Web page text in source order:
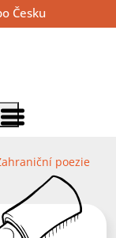
Česku
Zobrazit položky menu
poezie